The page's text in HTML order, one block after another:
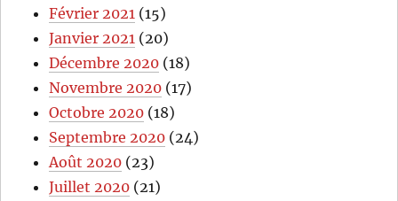
Février 2021 (15)
Janvier 2021 (20)
Décembre 2020 (18)
Novembre 2020 (17)
Octobre 2020 (18)
Septembre 2020 (24)
Août 2020 (23)
Juillet 2020 (21)